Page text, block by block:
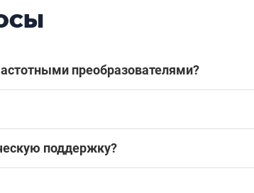
преобразователями?
поддержку?